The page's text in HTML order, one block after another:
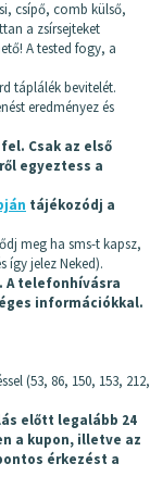
csípő, comb külső,
a zsírsejteket
A tested fogy, a
táplálék bevitelét.
eredményez és
Csak az első
egyeztess a
tájékozódj a
meg ha sms-t kapsz,
így jelez Neked).
A telefonhívásra
információkkal.
(53, 86, 150, 153, 212,
előtt legalább 24
a kupon, illetve az
érkezést a